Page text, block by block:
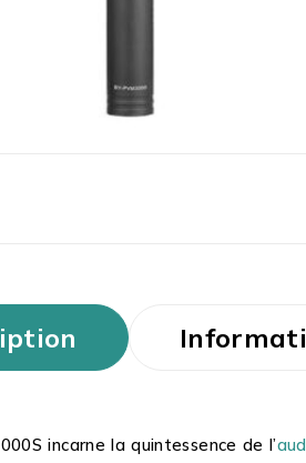
incarne la quintessence de l’